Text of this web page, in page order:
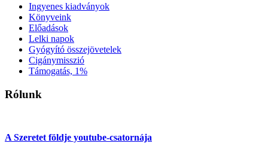
Ingyenes kiadványok
Könyveink
Előadások
Lelki napok
Gyógyító összejövetelek
Cigánymisszió
Támogatás, 1%
Rólunk
A Szeretet földje youtube-csatornája